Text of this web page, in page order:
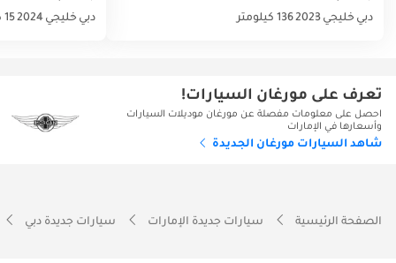
دبي خليجي 2023136 كيلومتر دبي خليجي 202415 كيلومتر
تعرف على مورغان السيارات!
احصل على معلومات مفصلة عن مورغان موديلات السيارات
وأسعارها في الإمارات
شاهد السيارات مورغان الجديدة
الصفحة الرئيسية سيارات جديدة الإمارات سيارات جديدة دبي